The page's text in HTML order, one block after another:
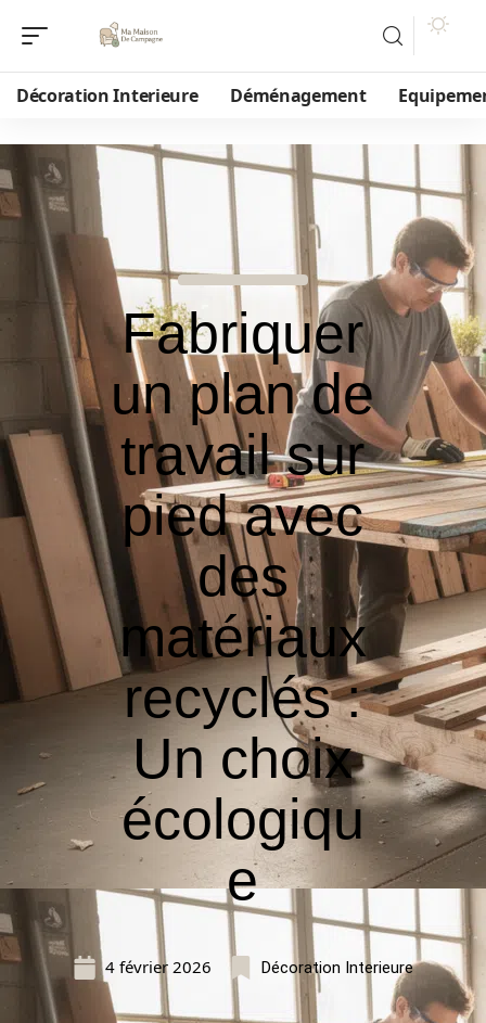
Décoration Interieure Déménagement
Fabriquer
un plan de
travail sur
pied avec
des
matériaux
recyclés :
Un choix
écologiqu
e
4 février 2026 Décoration Interieure